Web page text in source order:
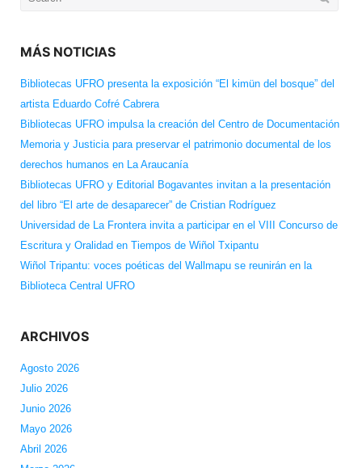
MÁS NOTICIAS
Bibliotecas UFRO presenta la exposición “El kimün del bosque” del
artista Eduardo Cofré Cabrera
Bibliotecas UFRO impulsa la creación del Centro de Documentación
Memoria y Justicia para preservar el patrimonio documental de los
derechos humanos en La Araucanía
Bibliotecas UFRO y Editorial Bogavantes invitan a la presentación
del libro “El arte de desaparecer” de Cristian Rodríguez
Universidad de La Frontera invita a participar en el VIII Concurso de
Escritura y Oralidad en Tiempos de Wiñol Txipantu
Wiñol Tripantu: voces poéticas del Wallmapu se reunirán en la
Biblioteca Central UFRO
ARCHIVOS
Agosto 2026
Julio 2026
Junio 2026
Mayo 2026
Abril 2026